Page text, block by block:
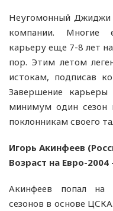
Неугомонный
компании. Многие
карьеру еще 7-8 лет
пор. Этим летом
истокам, подписав
Завершение
минимум один
поклонникам своего
Игорь Акинфеев
Возраст на Евро-
Акинфеев попал на
сезонов в основе